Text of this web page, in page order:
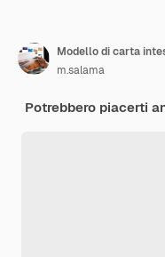
Modello di carta
m.salama
Potrebbero piacerti